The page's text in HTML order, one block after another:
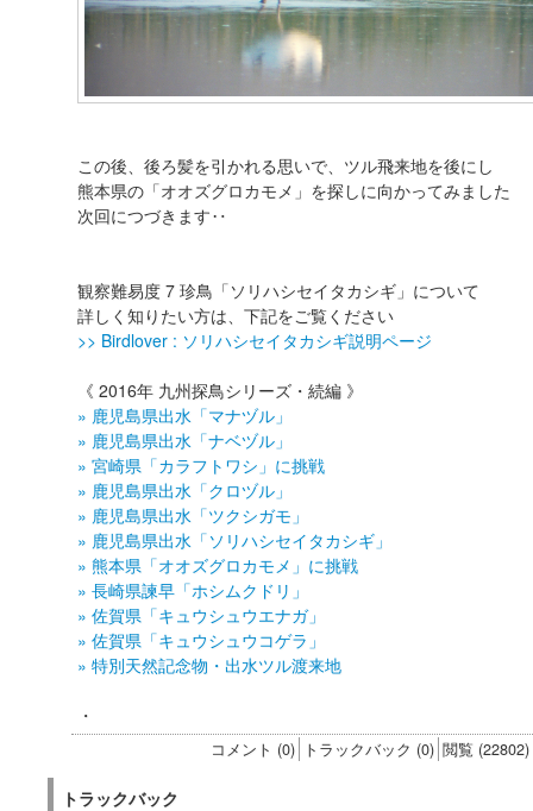
この後、後ろ髪を引かれる思いで、ツル飛来地を後にし
熊本県の「オオズグロカモメ」を探しに向かってみました
次回につづきます‥
観察難易度 7 珍鳥「ソリハシセイタカシギ」について
詳しく知りたい方は、下記をご覧ください
>> Birdlover : ソリハシセイタカシギ説明ページ
《 2016年 九州探鳥シリーズ・続編 》
» 鹿児島県出水「マナヅル」
» 鹿児島県出水「ナベヅル」
» 宮崎県「カラフトワシ」に挑戦
» 鹿児島県出水「クロヅル」
» 鹿児島県出水「ツクシガモ」
» 鹿児島県出水「ソリハシセイタカシギ」
» 熊本県「オオズグロカモメ」に挑戦
» 長崎県諫早「ホシムクドリ」
» 佐賀県「キュウシュウエナガ」
» 佐賀県「キュウシュウコゲラ」
» 特別天然記念物・出水ツル渡来地
・
コメント (0) トラックバック (0) 閲覧 (22802)
トラックバック